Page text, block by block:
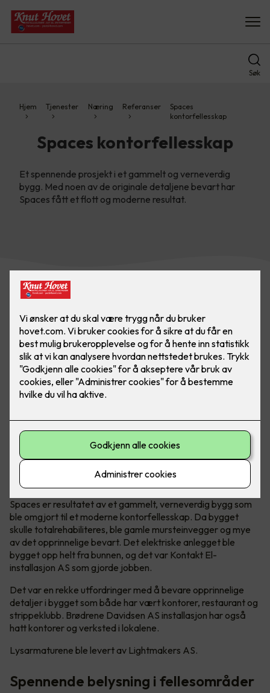
Søk
Hjem Tjenester Næring Referanser
Spaces
kontorfellesskap
Spaces kontorfellesskap
Et spennende prosjekt i et gammelt og verneverdig
bygg. Med noen av de originale detaljene bevart har
Spaces fått et flott og moderne resultat.
Verneverdig bygg omgjort til
kontorfellesskap
Spaces er resultatet av et gammelt, verneverdig bygg som
ble omgjort til et moderne kontorfellesskap. Da bygget
skulle totalrehabiliteres, ble gamle mursteinvegger og mye
av det opprinnelige bevart. Det elektriske anlegget ble
bygget opp helt fra bunnen, og det var Kontakt El-
installasjon AS som gjorde jobben.
Det var en rekke utfordringer med å bevare opprinnelige
detaljer i bygget som både har vært kontorer, restaurant og
strippeklubb. Brødrene Davidsen AS installasjon har også
hatt kontorer og verksted i lokalene.
Lysarmaturene ble levert av Lightmakers AS.
Spennende belysning i fellesområder